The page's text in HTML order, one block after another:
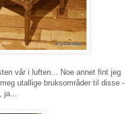
vår i luften... Noe annet fint jeg
utallige bruksområder til disse -